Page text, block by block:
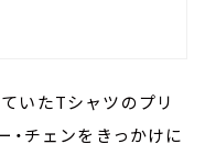
いたTシャツのプリ
・チェンをきっかけに